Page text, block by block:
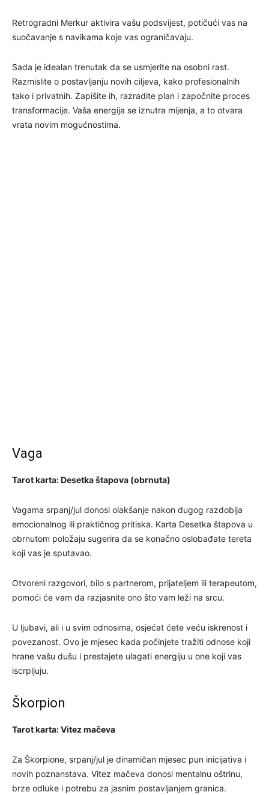
Retrogradni Merkur aktivira vašu podsvijest, potičući vas na
suočavanje s navikama koje vas ograničavaju.
Sada je idealan trenutak da se usmjerite na osobni rast.
Razmislite o postavljanju novih ciljeva, kako profesionalnih
tako i privatnih. Zapišite ih, razradite plan i započnite proces
transformacije. Vaša energija se iznutra mijenja, a to otvara
vrata novim mogućnostima.
Vaga
Tarot karta: Desetka štapova (obrnuta)
Vagama srpanj/jul donosi olakšanje nakon dugog razdoblja
emocionalnog ili praktičnog pritiska. Karta Desetka štapova u
obrnutom položaju sugerira da se konačno oslobađate tereta
koji vas je sputavao.
Otvoreni razgovori, bilo s partnerom, prijateljem ili terapeutom,
pomoći će vam da razjasnite ono što vam leži na srcu.
U ljubavi, ali i u svim odnosima, osjećat ćete veću iskrenost i
povezanost. Ovo je mjesec kada počinjete tražiti odnose koji
hrane vašu dušu i prestajete ulagati energiju u one koji vas
iscrpljuju.
Škorpion
Tarot karta: Vitez mačeva
Za Škorpione, srpanj/jul je dinamičan mjesec pun inicijativa i
novih poznanstava. Vitez mačeva donosi mentalnu oštrinu,
brze odluke i potrebu za jasnim postavljanjem granica.